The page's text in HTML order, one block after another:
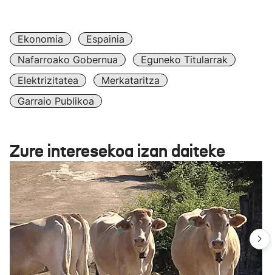
Ekonomia
Espainia
Nafarroako Gobernua
Eguneko Titularrak
Elektrizitatea
Merkataritza
Garraio Publikoa
Zure interesekoa izan daiteke